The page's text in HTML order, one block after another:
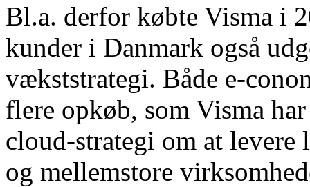
Bl.a. derfor købte Visma i
kunder i Danmark også
vækststrategi. Både e-
flere opkøb, som Visma
cloud-strategi om at
og mellemstore